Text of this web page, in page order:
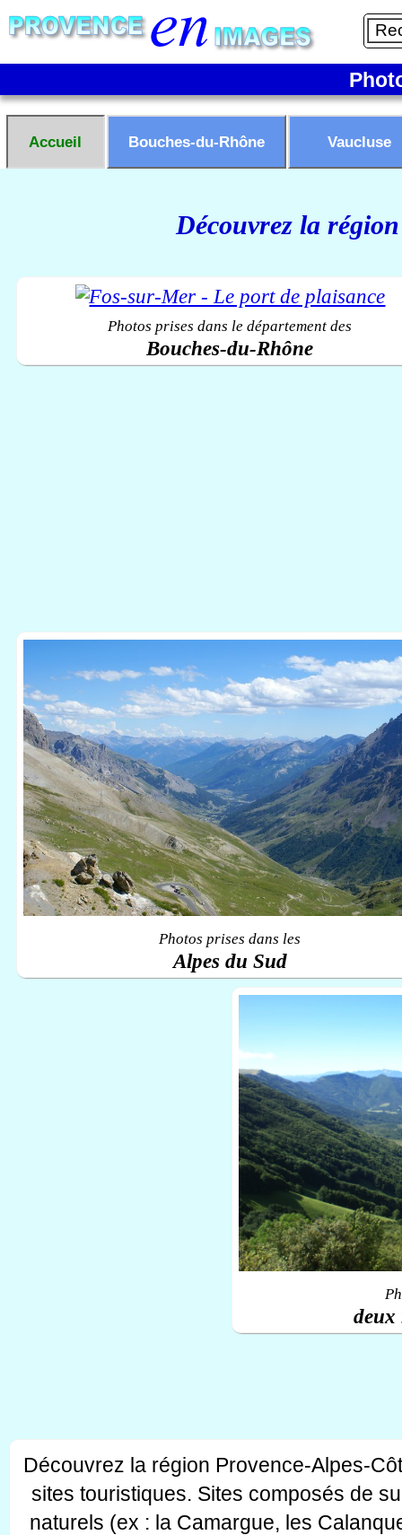
Accueil Bouches-du-Rhône Vaucluse
Découvrez la
Photos prises dans le département des
Bouches-du-Rhône
Photos prises dans les
Alpes du Sud
deux
Découvrez la région Provence-Alpes-
sites touristiques. Sites composés de
naturels (ex : la Camargue, les